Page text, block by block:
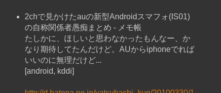
2chで見かけたauの新型Androidスマフォ(IS01)
の自称関係者愚痴まとめ - メモ帳
たしかに、ほしいと思わなかったもんなー、か
なり期待してたんだけど。AUからiphoneでれば
いいのに無理だけど...
[android, kddi]